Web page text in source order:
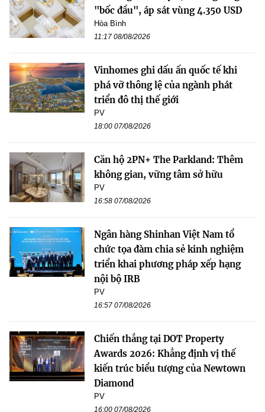
"bốc đầu", áp sát vùng 4.350 USD
Hòa Bình
11:17 08/08/2026
Vinhomes ghi dấu ấn quốc tế khi
phá vỡ thông lệ của ngành phát
triển đô thị thế giới
PV
18:00 07/08/2026
Căn hộ 2PN+ The Parkland: Thêm
không gian, vững tâm sở hữu
PV
16:58 07/08/2026
Ngân hàng Shinhan Việt Nam tổ
chức tọa đàm chia sẻ kinh nghiệm
triển khai phương pháp xếp hạng
nội bộ IRB
PV
16:57 07/08/2026
Chiến thắng tại DOT Property
Awards 2026: Khẳng định vị thế
kiến trúc biểu tượng của Newtown
Diamond
PV
16:00 07/08/2026